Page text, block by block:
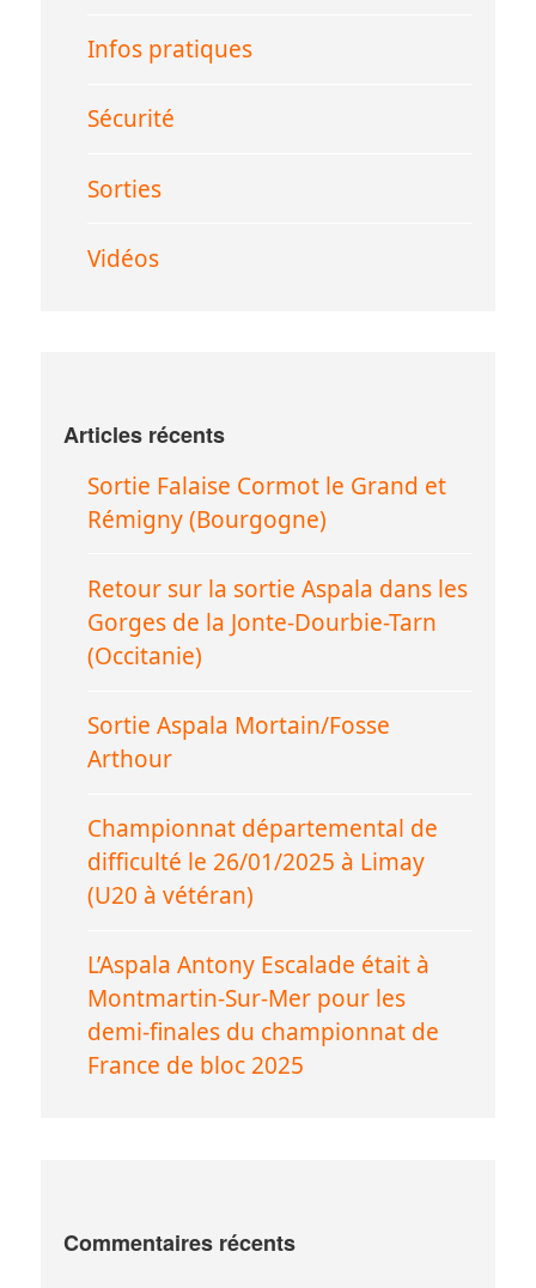
Infos pratiques
Sécurité
Sorties
Vidéos
Articles récents
Sortie Falaise Cormot le Grand et
Rémigny (Bourgogne)
Retour sur la sortie Aspala dans les
Gorges de la Jonte-Dourbie-Tarn
(Occitanie)
Sortie Aspala Mortain/Fosse
Arthour
Championnat départemental de
difficulté le 26/01/2025 à Limay
(U20 à vétéran)
L’Aspala Antony Escalade était à
Montmartin-Sur-Mer pour les
demi-finales du championnat de
France de bloc 2025
Commentaires récents